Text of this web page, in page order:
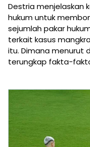
Destria menjelaskan
hukum untuk
sejumlah pakar
terkait kasus
itu. Dimana menurut
terungkap fakta-